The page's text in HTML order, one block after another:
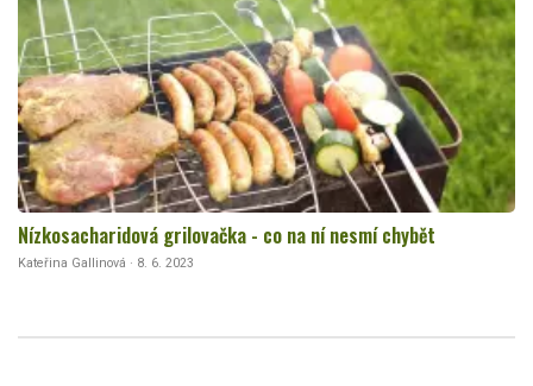
Nízkosacharidová grilovačka - co na ní nesmí chybět
Kateřina Gallinová · 8. 6. 2023